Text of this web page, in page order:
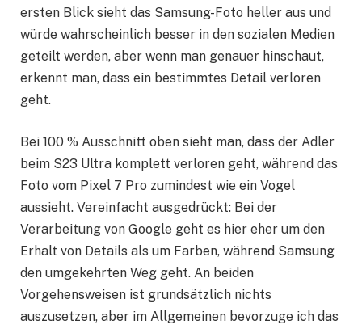
ersten Blick sieht das Samsung-Foto heller aus und
würde wahrscheinlich besser in den sozialen Medien
geteilt werden, aber wenn man genauer hinschaut,
erkennt man, dass ein bestimmtes Detail verloren
geht.
Bei 100 % Ausschnitt oben sieht man, dass der Adler
beim S23 Ultra komplett verloren geht, während das
Foto vom Pixel 7 Pro zumindest wie ein Vogel
aussieht. Vereinfacht ausgedrückt: Bei der
Verarbeitung von Google geht es hier eher um den
Erhalt von Details als um Farben, während Samsung
den umgekehrten Weg geht. An beiden
Vorgehensweisen ist grundsätzlich nichts
auszusetzen, aber im Allgemeinen bevorzuge ich das